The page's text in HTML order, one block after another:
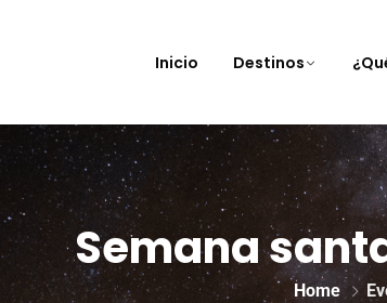
Inicio Destinos
Semana
Home